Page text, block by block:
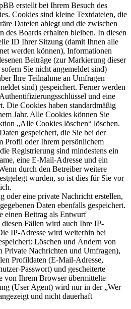
erstellt bei Ihrem Besuch des
Cookies sind kleine Textdateien, die
Dateien ablegt und die zwischen
des Boards erhalten bleiben. In diesen
ID Ihrer Sitzung (damit Ihnen alle
werden können), Informationen
Beiträge (zur Markierung dieser
Sie nicht angemeldet sind)
Ihre Teilnahme an Umfragen
sind) gespeichert. Ferner werden
und eine
Die Cookies haben standardmäßig
Jahr. Alle Cookies können Sie
„Alle Cookies löschen“ löschen.
gespeichert, die Sie bei der
Profil oder Ihrem persönlichem
Registrierung sind mindestens ein
eine E-Mail-Adresse und ein
durch den Betreiber weitere
wurden, so ist dies für Sie vor
oder eine private Nachricht erstellen,
Daten ebenfalls gespeichert.
einen Beitrag als Entwurf
Fällen wird auch Ihre IP-
IP-Adresse wird weiterhin bei
Löschen und Ändern von
Private Nachrichten und Umfragen),
Profildaten (E-Mail-Adresse,
Passwort) und gescheiterte
von Ihrem Browser übermittelte
(User Agent) wird nur in der „Wer
und nicht dauerhaft